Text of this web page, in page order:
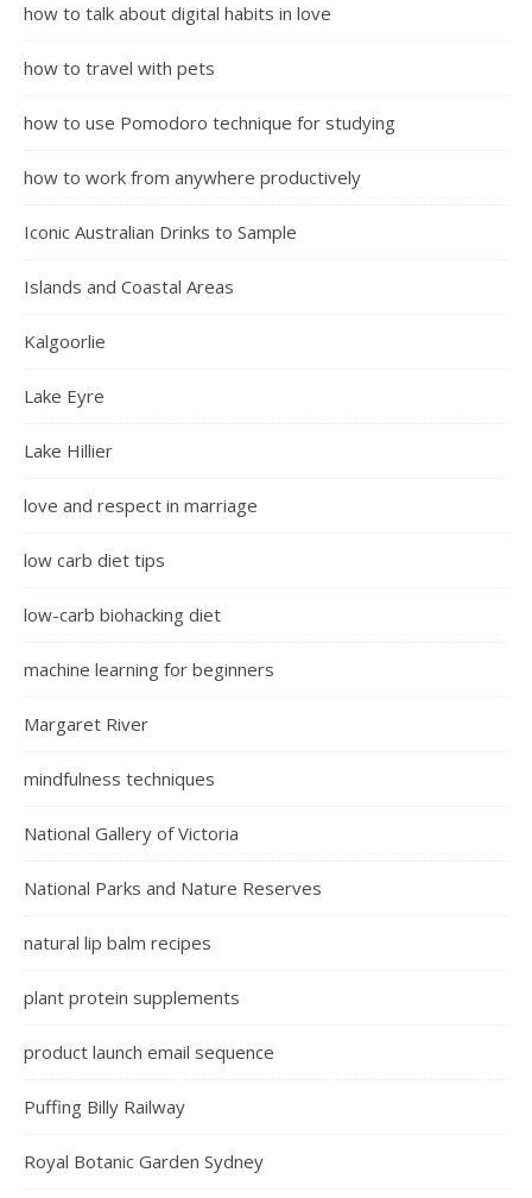
how to talk about digital habits in love
how to travel with pets
how to use Pomodoro technique for studying
how to work from anywhere productively
Iconic Australian Drinks to Sample
Islands and Coastal Areas
Kalgoorlie
Lake Eyre
Lake Hillier
love and respect in marriage
low carb diet tips
low-carb biohacking diet
machine learning for beginners
Margaret River
mindfulness techniques
National Gallery of Victoria
National Parks and Nature Reserves
natural lip balm recipes
plant protein supplements
product launch email sequence
Puffing Billy Railway
Royal Botanic Garden Sydney